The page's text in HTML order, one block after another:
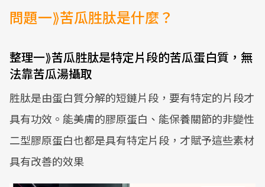
問題一⟫苦瓜胜肽是什麼？
整理一⟫苦瓜胜肽是特定片段的苦瓜蛋白質，無
法靠苦瓜湯攝取
胜肽是由蛋白質分解的短鏈片段，要有特定的片段才
具有功效。能美膚的膠原蛋白、能保養關節的非變性
二型膠原蛋白也都是具有特定片段，才賦予這些素材
具有改善的效果